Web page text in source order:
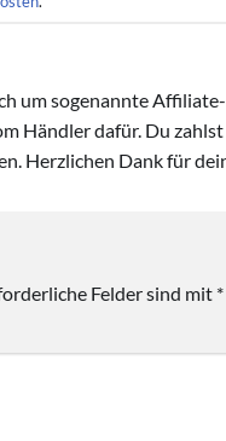
um sogenannte
Händler dafür. Du
Herzlichen Dank für
Felder sind mit *